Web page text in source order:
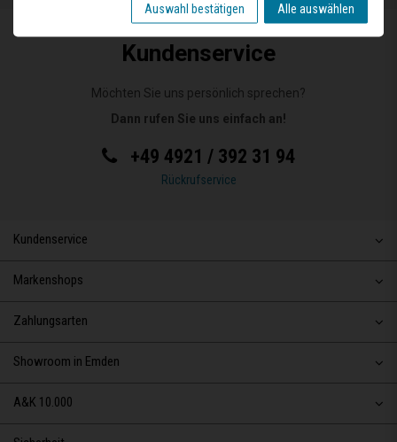
Kundenservice
Möchten Sie uns persönlich sprechen?
Dann rufen Sie uns einfach an!
+49 4921 / 392 31 94
Rückrufservice
Kundenservice
Markenshops
Zahlungsarten
Showroom in Emden
A&K 10.000
Auswahl bestätigen Alle auswählen